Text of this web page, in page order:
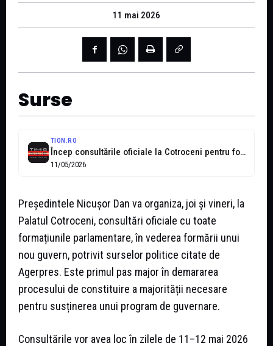
11 mai 2026
Surse
TION.RO
Încep consultările oficiale la Cotroceni pentru formarea unui nou Guvern
11/05/2026
Președintele Nicușor Dan va organiza, joi și vineri, la
Palatul Cotroceni, consultări oficiale cu toate
formațiunile parlamentare, în vederea formării unui
nou guvern, potrivit surselor politice citate de
Agerpres. Este primul pas major în demararea
procesului de constituire a majorității necesare
pentru susținerea unui program de guvernare.
Consultările vor avea loc în zilele de 11–12 mai 2026